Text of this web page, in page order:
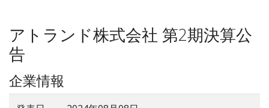
アトランド株式会社 第2期決算公
告
企業情報